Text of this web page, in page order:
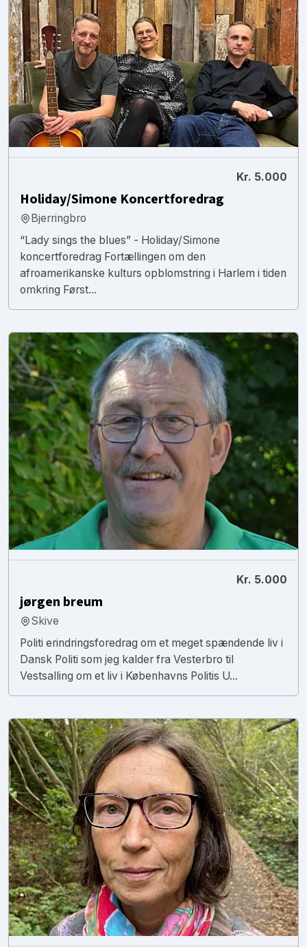
Kr. 5.000
Holiday/Simone Koncertforedrag
Bjerringbro
“Lady sings the blues” - Holiday/Simone
koncertforedrag Fortællingen om den
afroamerikanske kulturs opblomstring i Harlem i tiden
omkring Først...
Kr. 5.000
jørgen breum
Skive
Politi erindringsforedrag om et meget spændende liv i
Dansk Politi som jeg kalder fra Vesterbro til
Vestsalling om et liv i Københavns Politis U...